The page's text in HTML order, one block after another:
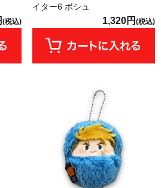
(税込)
イター6 ボシュ
1,320円 (税込)